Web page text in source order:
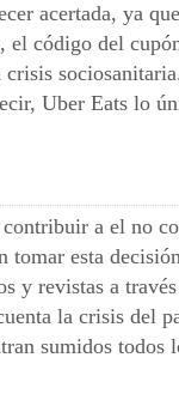
acertada, ya
el código del
Uber Eats lo
a el no
esta
y revistas a
la crisis del
sumidos todos